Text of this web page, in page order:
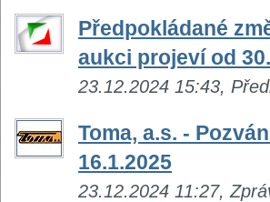
Předpokládané
aukci projeví od
23.12.2024 15:43,
Toma, a.s. -
16.1.2025
23.12.2024 11:27,